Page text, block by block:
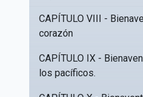
CAPÍTULO VIII -
corazón
CAPÍTULO IX -
los pacíficos.